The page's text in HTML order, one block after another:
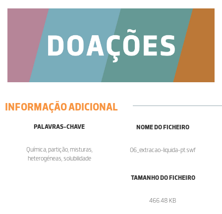
INFORMAÇÃO ADICIONAL
PALAVRAS-CHAVE
Química, partição, misturas,
heterogéneas, solubilidade
NOME DO FICHEIRO
06_extracao-liquida-pt.swf
TAMANHO DO FICHEIRO
466.48 KB